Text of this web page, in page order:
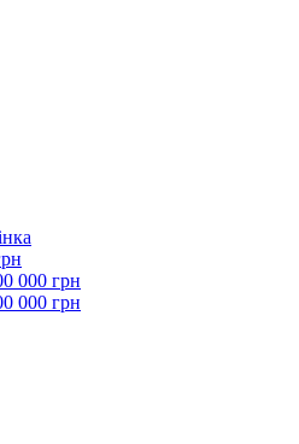
000 грн
000 грн